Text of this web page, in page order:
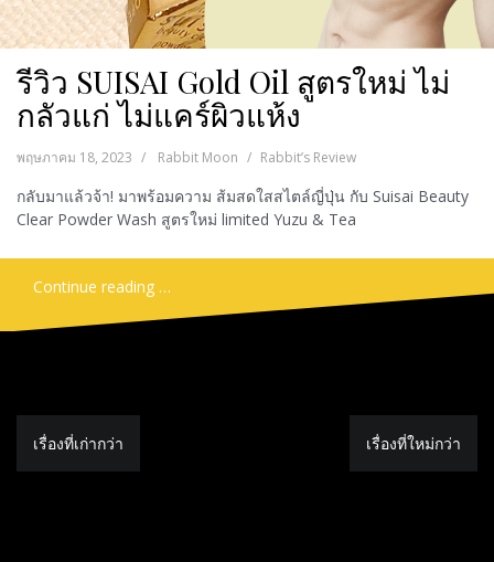
รีวิว SUISAI Gold Oil สูตรใหม่ ไม่
กลัวแก่ ไม่แคร์ผิวแห้ง
พฤษภาคม 18, 2023 Rabbit Moon Rabbit’s Review
กลับมาแล้วจ้า! มาพร้อมความ ส้มสดใสสไตล์ญี่ปุ่น กับ Suisai Beauty
Clear Powder Wash สูตรใหม่ limited Yuzu & Tea
Continue reading …
แนะแนว
เรื่อง
เรื่องที่เก่ากว่า เรื่องที่ใหม่กว่า